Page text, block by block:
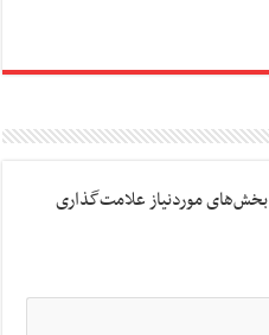
بخش‌های موردنیاز علامت‌گذاری